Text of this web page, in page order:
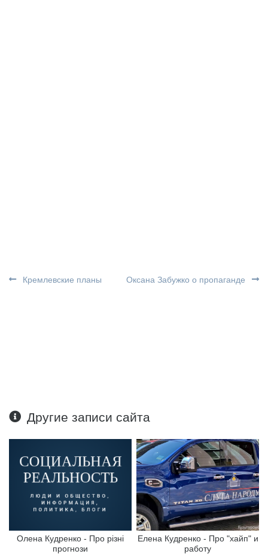
Кремлевские планы Оксана Забужко о пропаганде
Другие записи сайта
Олена Кудренко - Про різні
прогнози
Елена Кудренко - Про "хайп" и
работу